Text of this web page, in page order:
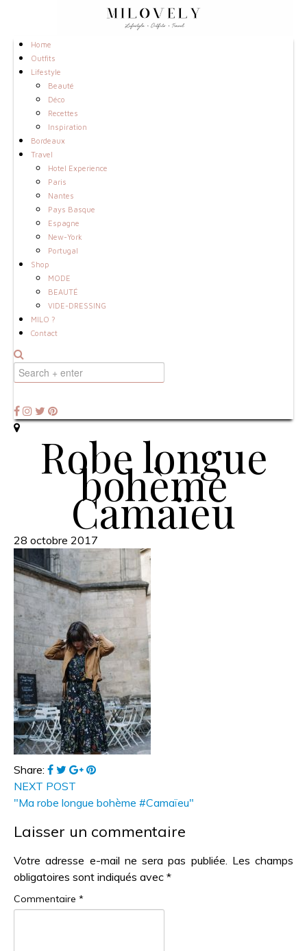
Home
Outfits
Lifestyle
Beauté
Déco
Recettes
Inspiration
Bordeaux
Travel
Hotel Experience
Paris
Nantes
Pays Basque
Espagne
New-York
Portugal
Shop
MODE
BEAUTÉ
VIDE-DRESSING
MILO ?
Contact
Robe longue
bohème
Camaïeu
28 octobre 2017
Share:
NEXT POST
"Ma robe longue bohème #Camaïeu"
Laisser un commentaire
Votre adresse e-mail ne sera pas publiée. Les champs
obligatoires sont indiqués avec *
Commentaire *